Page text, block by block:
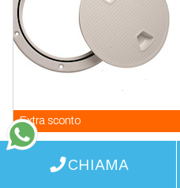
Extra sconto
CHIAMA
WhatsApp